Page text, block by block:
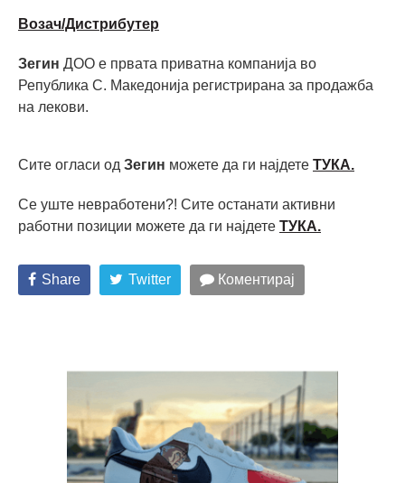
Возач/Дистрибутер
Зегин ДОО е првата приватна компанија во
Република С. Македонија регистрирана за продажба
на лекови.
Сите огласи од Зегин можете да ги најдете ТУКА.
Се уште невработени?! Сите останати активни
работни позиции можете да ги најдете ТУКА.
Share Twitter Коментирај